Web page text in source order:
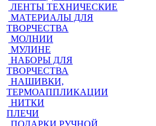
ЛЕНТЫ ТЕХНИЧЕСКИЕ
МАТЕРИАЛЫ ДЛЯ
ТВОРЧЕСТВА
МОЛНИИ
МУЛИНЕ
НАБОРЫ ДЛЯ
ТВОРЧЕСТВА
НАШИВКИ,
ТЕРМОАППЛИКАЦИИ
НИТКИ
ПЛЕЧИ
ПОДАРКИ РУЧНОЙ